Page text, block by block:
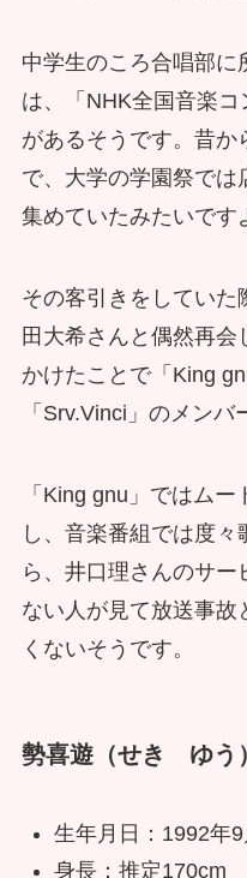
中学生のころ合唱部に
は、「NHK全国音楽
があるそうです。昔か
で、大学の学園祭では
集めていたみたいです
その客引きをしていた
田大希さんと偶然再
かけたことで「King
「Srv.Vinci」のメンバ
「King gnu」ではム
し、音楽番組では度
ら、井口理さんのサー
ない人が見て放送事故
くないそうです。
勢喜遊（せき ゆう
生年月日：1992年9
身長：推定170cm